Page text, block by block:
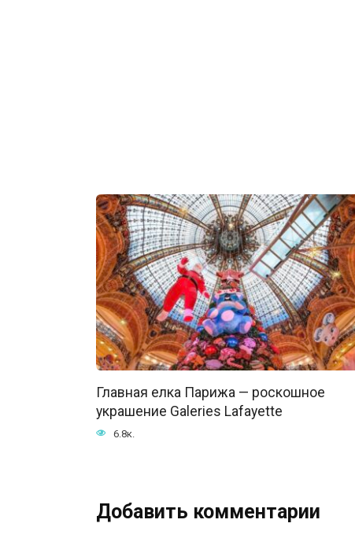
Главная елка Парижа — роскошное
украшение Galeries Lafayette
6.8к.
Добавить комментарии